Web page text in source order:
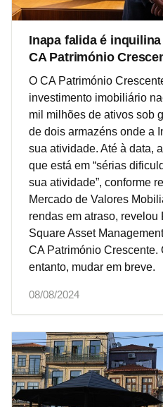
Inapa falida é
CA Património
O CA Património
investimento imobiliário
mil milhões de ativos sob
de dois armazéns onde a
sua atividade. Até à data,
que está em “sérias
sua atividade”, conforme
Mercado de Valores
rendas em atraso,
Square Asset
CA Património Crescente.
entanto, mudar em breve.
08/08/2024